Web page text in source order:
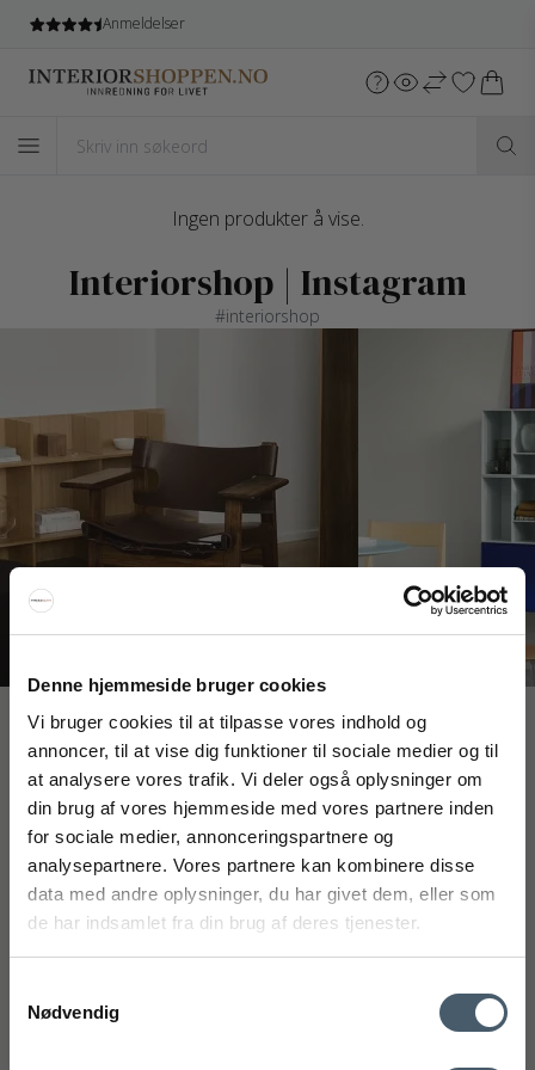
Denne hjemmeside bruger cookies
Vi bruger cookies til at tilpasse vores indhold og
annoncer, til at vise dig funktioner til sociale medier og til
at analysere vores trafik. Vi deler også oplysninger om
din brug af vores hjemmeside med vores partnere inden
for sociale medier, annonceringspartnere og
analysepartnere. Vores partnere kan kombinere disse
data med andre oplysninger, du har givet dem, eller som
de har indsamlet fra din brug af deres tjenester.
Nødvendig
Anmeldelser
Ingen produkter å vise.
Interiorshop | Instagram
#interiorshop
Interiør A/S
Løsning
Højmarksvej 34
DK-8723 Løsning
(Google Maps)
Ry
Kyhnsvej 6
(Google Maps)
Viborg
FÅ 20% RABATT
Få 20 % rabatt ved å melde deg på vårt nyhetsbrev.
*Rabatten din kan ikke brukes på allerede nedsatte varer
eller produkter fra Rocket.